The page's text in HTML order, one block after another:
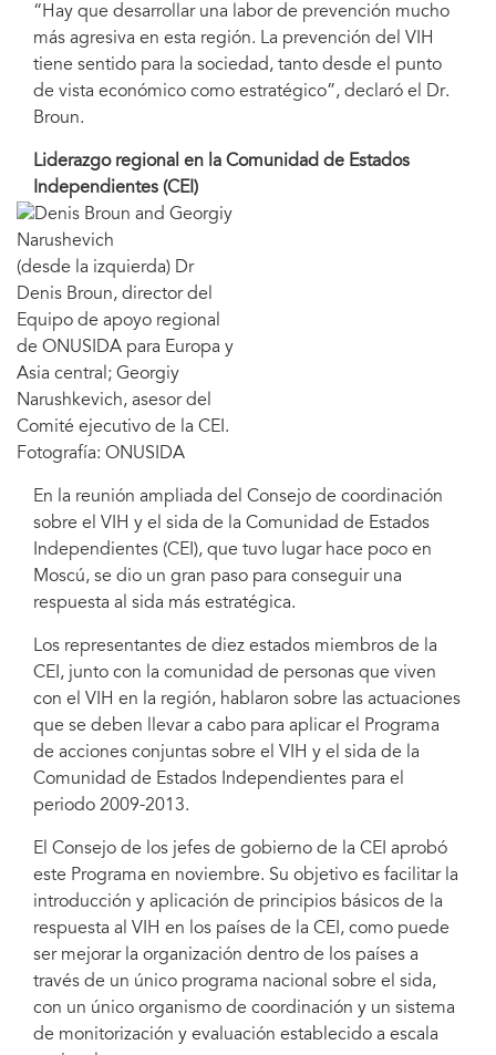
“Hay que desarrollar una labor de prevención mucho
más agresiva en esta región. La prevención del VIH
tiene sentido para la sociedad, tanto desde el punto
de vista económico como estratégico”, declaró el Dr.
Broun.
Liderazgo regional en la Comunidad de Estados
Independientes (CEI)
(desde la izquierda) Dr
Denis Broun, director del
Equipo de apoyo regional
de ONUSIDA para Europa y
Asia central; Georgiy
Narushkevich, asesor del
Comité ejecutivo de la CEI.
Fotografía: ONUSIDA
En la reunión ampliada del Consejo de coordinación
sobre el VIH y el sida de la Comunidad de Estados
Independientes (CEI), que tuvo lugar hace poco en
Moscú, se dio un gran paso para conseguir una
respuesta al sida más estratégica.
Los representantes de diez estados miembros de la
CEI, junto con la comunidad de personas que viven
con el VIH en la región, hablaron sobre las actuaciones
que se deben llevar a cabo para aplicar el Programa
de acciones conjuntas sobre el VIH y el sida de la
Comunidad de Estados Independientes para el
periodo 2009-2013.
El Consejo de los jefes de gobierno de la CEI aprobó
este Programa en noviembre. Su objetivo es facilitar la
introducción y aplicación de principios básicos de la
respuesta al VIH en los países de la CEI, como puede
ser mejorar la organización dentro de los países a
través de un único programa nacional sobre el sida,
con un único organismo de coordinación y un sistema
de monitorización y evaluación establecido a escala